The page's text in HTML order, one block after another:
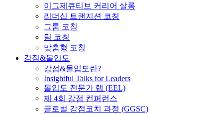
이그제큐티브 커리어 살롱
리더십 트랜지션 코칭
그룹 코칭
팀 코칭
맞춤형 코칭
강점&몰입도
강점&몰입도란?
Insightful Talks for Leaders
몰입도 전문가 랩 (EEL)
제 4회 강점 컨퍼런스
글로벌 강점코치 과정 (GGSC)